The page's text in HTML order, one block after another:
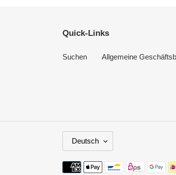
Quick-Links
Suchen Allgemeine
P
R
A
Deutsch
Zahlungsmethoden